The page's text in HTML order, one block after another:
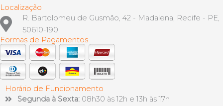
Localização
R. Bartolomeu de Gusmão, 42 - Madalena, Recife - PE,
50610-190
Formas de Pagamentos
Horário de Funcionamento
Segunda à Sexta: 08h30 às 12h e 13h às 17h